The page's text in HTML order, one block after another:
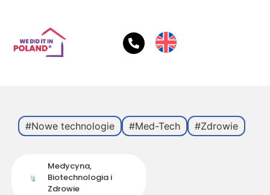
#Nowe technologie #Med-Tech #Zdrowie
Medycyna,
Biotechnologia i
Zdrowie